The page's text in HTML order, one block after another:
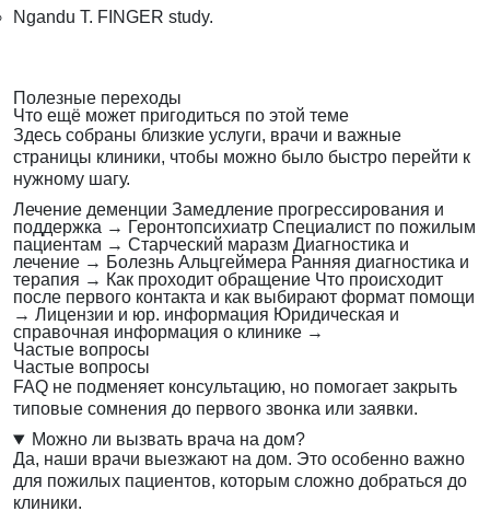
Ngandu T. FINGER study.
Полезные переходы
Что ещё может пригодиться по этой теме
Здесь собраны близкие услуги, врачи и важные
страницы клиники, чтобы можно было быстро перейти к
нужному шагу.
Лечение деменции Замедление прогрессирования и
поддержка → Геронтопсихиатр Специалист по пожилым
пациентам → Старческий маразм Диагностика и
лечение → Болезнь Альцгеймера Ранняя диагностика и
терапия → Как проходит обращение Что происходит
после первого контакта и как выбирают формат помощи
→ Лицензии и юр. информация Юридическая и
справочная информация о клинике →
Частые вопросы
Частые вопросы
FAQ не подменяет консультацию, но помогает закрыть
типовые сомнения до первого звонка или заявки.
Можно ли вызвать врача на дом?
Да, наши врачи выезжают на дом. Это особенно важно
для пожилых пациентов, которым сложно добраться до
клиники.